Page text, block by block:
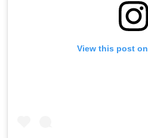
View this post